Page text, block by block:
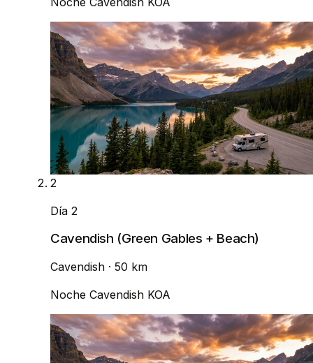
2
Día 2
Cavendish (Green Gables + Beach)
Cavendish · 50 km
Noche Cavendish KOA